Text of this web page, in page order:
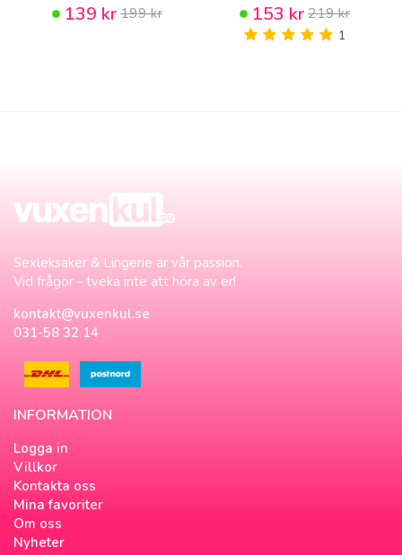
139 kr199 kr 153 kr219 kr
1
Sexleksaker & Lingerie är vår passion.
Vid frågor - tveka inte att höra av er!
kontakt@vuxenkul.se
031-58 32 14
INFORMATION
Logga in
Villkor
Kontakta oss
Mina favoriter
Om oss
Nyheter